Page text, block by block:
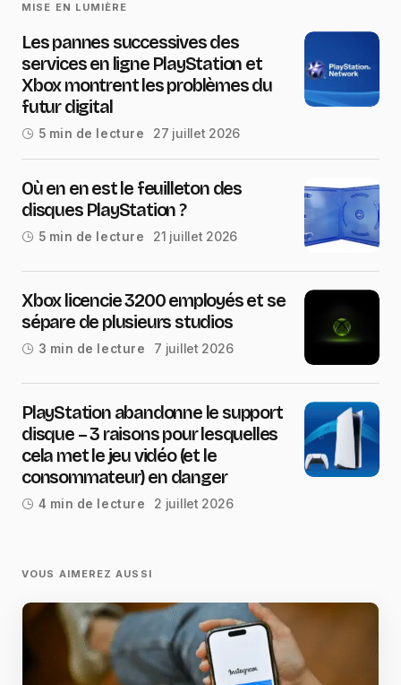
MISE EN LUMIÈRE
Les pannes successives des
services en ligne PlayStation et
Xbox montrent les problèmes du
futur digital
5 min de lecture 27 juillet 2026
Où en en est le feuilleton des
disques PlayStation ?
5 min de lecture 21 juillet 2026
Xbox licencie 3200 employés et se
sépare de plusieurs studios
3 min de lecture 7 juillet 2026
PlayStation abandonne le support
disque – 3 raisons pour lesquelles
cela met le jeu vidéo (et le
consommateur) en danger
4 min de lecture 2 juillet 2026
VOUS AIMEREZ AUSSI